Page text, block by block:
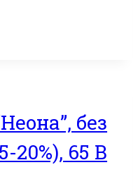
без
20%), 65 В